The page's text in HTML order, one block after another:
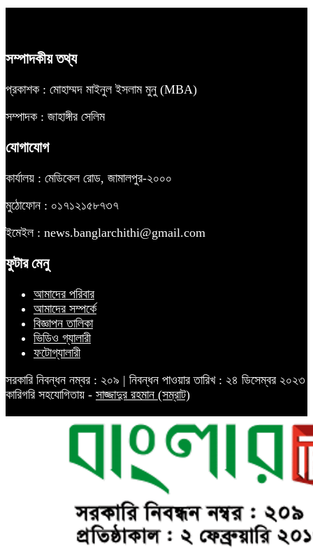
সম্পাদকীয় তথ্য
প্রকাশক : মোহাম্মদ মাইনুল ইসলাম মুনু (MBA)
সম্পাদক : জাহাঙ্গীর সেলিম
যোগাযোগ
কার্যালয় : মেডিকেল রোড, জামালপুর-২০০০
মুঠোফোন : ০১৭১২১৫৮৭৩৭
ইমেইল : news.banglarchithi@gmail.com
ফুটার মেনু
আমাদের পরিবার
আমাদের সম্পর্কে
বিজ্ঞাপন তালিকা
ভিডিও গ্যালারী
ফটোগ্যালারী
সরকারি নিবন্ধন নম্বর : ২০৯ | নিবন্ধন পাওয়ার তারিখ : ২৪ ডিসেম্বর ২০২৩
কারিগরি সহযোগিতায় - সাজ্জাদুর রহমান (সম্রাট)